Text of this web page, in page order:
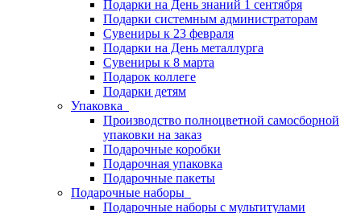
Подарки на День знаний 1 сентября
Подарки системным администраторам
Сувениры к 23 февраля
Подарки на День металлурга
Сувениры к 8 марта
Подарок коллеге
Подарки детям
Упаковка
Производство полноцветной самосборной
упаковки на заказ
Подарочные коробки
Подарочная упаковка
Подарочные пакеты
Подарочные наборы
Подарочные наборы с мультитулами